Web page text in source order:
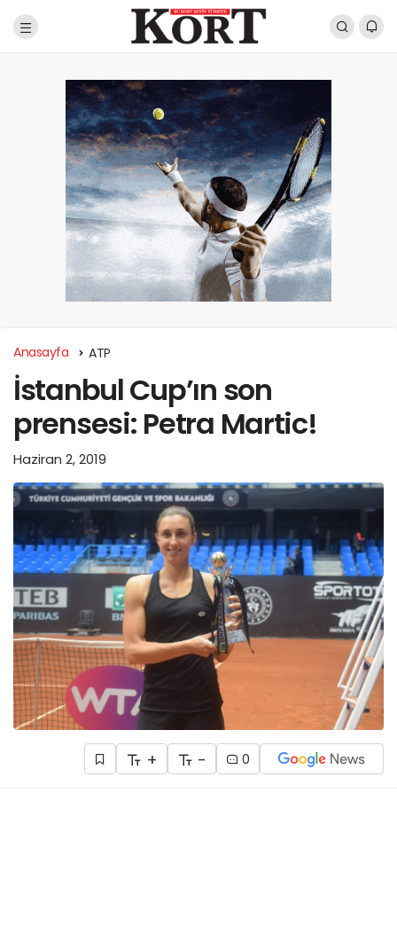
Anasayfa ATP
İstanbul Cup’ın son
prensesi: Petra Martic!
Haziran 2, 2019
+ - 0